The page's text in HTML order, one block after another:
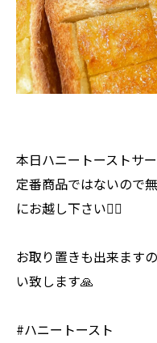
本日ハニートーストサ
定番商品ではないので
にお越し下さい🙇‍♂️
お取り置きも出来ます
い致します🙏
#ハニートースト